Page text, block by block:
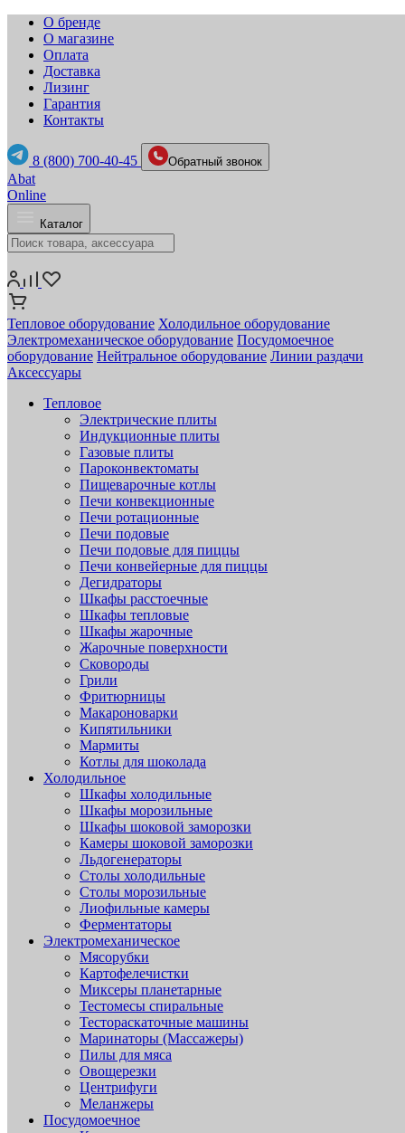
О бренде
О магазине
Оплата
Доставка
Лизинг
Гарантия
Контакты
8 (800) 700-40-45 Обратный звонок
Abat
Online
Каталог
Тепловое оборудование Холодильное оборудование
Электромеханическое оборудование Посудомоечное
оборудование Нейтральное оборудование Линии раздачи
Аксессуары
Тепловое
Электрические плиты
Индукционные плиты
Газовые плиты
Пароконвектоматы
Пищеварочные котлы
Печи конвекционные
Печи ротационные
Печи подовые
Печи подовые для пиццы
Печи конвейерные для пиццы
Дегидраторы
Шкафы расстоечные
Шкафы тепловые
Шкафы жарочные
Жарочные поверхности
Сковороды
Грили
Фритюрницы
Макароноварки
Кипятильники
Мармиты
Котлы для шоколада
Холодильное
Шкафы холодильные
Шкафы морозильные
Шкафы шоковой заморозки
Камеры шоковой заморозки
Льдогенераторы
Столы холодильные
Столы морозильные
Лиофильные камеры
Ферментаторы
Электромеханическое
Мясорубки
Картофелечистки
Миксеры планетарные
Тестомесы спиральные
Тестораскаточные машины
Маринаторы (Массажеры)
Пилы для мяса
Овощерезки
Центрифуги
Меланжеры
Посудомоечное